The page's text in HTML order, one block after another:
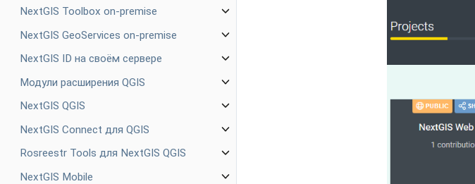
NextGIS Toolbox on-premise
NextGIS GeoServices on-premise
NextGIS ID на своём сервере
Модули расширения QGIS
NextGIS QGIS
NextGIS Connect для QGIS
Rosreestr Tools для NextGIS QGIS
NextGIS Mobile